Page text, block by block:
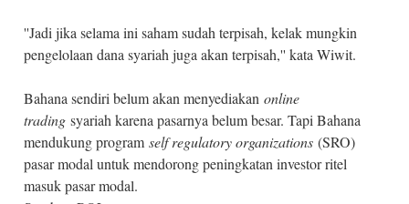
''Jadi jika selama ini saham sudah terpisah, kelak mungkin
pengelolaan dana syariah juga akan terpisah,'' kata Wiwit.
Bahana sendiri belum akan menyediakan online
trading syariah karena pasarnya belum besar. Tapi Bahana
mendukung program self regulatory organizations (SRO)
pasar modal untuk mendorong peningkatan investor ritel
masuk pasar modal.